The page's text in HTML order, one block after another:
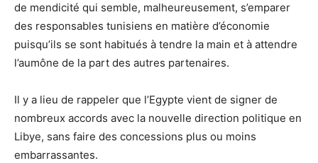
de mendicité qui semble, malheureusement, s’emparer
des responsables tunisiens en matière d’économie
puisqu’ils se sont habitués à tendre la main et à attendre
l’aumône de la part des autres partenaires.
Il y a lieu de rappeler que l’Egypte vient de signer de
nombreux accords avec la nouvelle direction politique en
Libye, sans faire des concessions plus ou moins
embarrassantes.